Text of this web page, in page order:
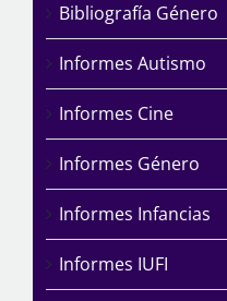
Bibliografía Género
Informes Autismo
Informes Cine
Informes Género
Informes Infancias
Informes IUFI